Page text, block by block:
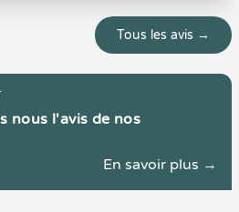
Tous les avis →
nous l'avis de nos
En savoir plus →